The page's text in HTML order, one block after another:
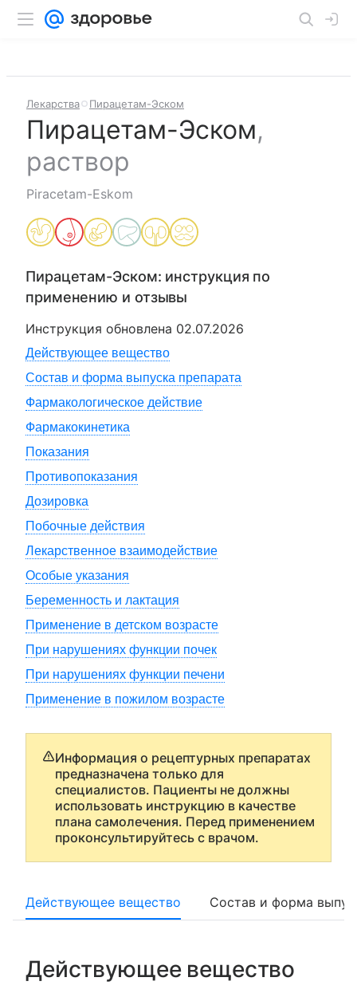
Лекарства Пирацетам-Эском
Пирацетам-Эском,
раствор
Piracetam-Eskom
Пирацетам-Эском: инструкция по
применению и отзывы
Инструкция обновлена 02.07.2026
Действующее вещество
Состав и форма выпуска препарата
Фармакологическое действие
Фармакокинетика
Показания
Противопоказания
Дозировка
Побочные действия
Лекарственное взаимодействие
Особые указания
Беременность и лактация
Применение в детском возрасте
При нарушениях функции почек
При нарушениях функции печени
Применение в пожилом возрасте
Информация о рецептурных препаратах
предназначена только для
специалистов. Пациенты не должны
использовать инструкцию в качестве
плана самолечения. Перед применением
проконсультируйтесь с врачом.
Действующее вещество Состав и форма
Действующее вещество